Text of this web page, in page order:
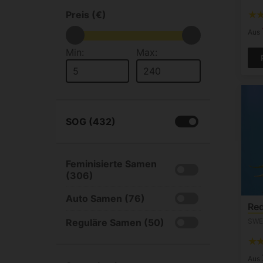
Preis (€)
Min: Max:
SOG (432)
Feminisierte Samen
(306)
Auto Samen (76)
Reguläre Samen (50)
Aus
Aus